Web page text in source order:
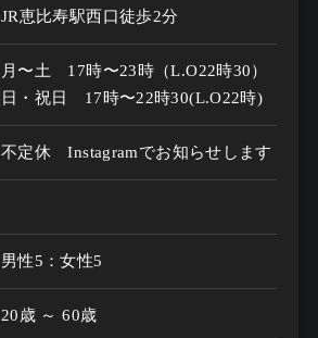
JR恵比寿駅西口徒歩2分
月〜土　17時〜23時（L.O22時30）
日・祝日　17時〜22時30(L.O22時)
不定休 Instagramでお知らせします
男性5：女性5
20歳 ～ 60歳